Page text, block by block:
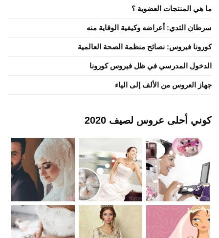
ما هي المنتجات العضوية ؟
سرطان الثدي: أعراضه وكيفية الوقاية منه
كورونا فيروس: نصائح منظمة الصحة العالمية
الدخول المدرسي في ظل فيروس كورونا
جهاز العروس من الألف إلى الياء
كوني أحلى عروس لصيف 2020